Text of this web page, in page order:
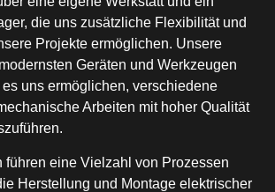
die uns zusätzliche Flexibilität und
Projekte ermöglichen. Unsere
Geräten und Werkzeugen
uns ermöglichen, verschiedene
Arbeiten mit hoher Qualität
führen eine Vielzahl von Prozessen
Herstellung und Montage elektrischer